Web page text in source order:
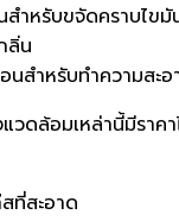
สำหรับขจัดคราบไขมั
ลิ่น
สำหรับทำความสะอ
วดล้อมเหล่านี้มีรา
ที่สะอาด